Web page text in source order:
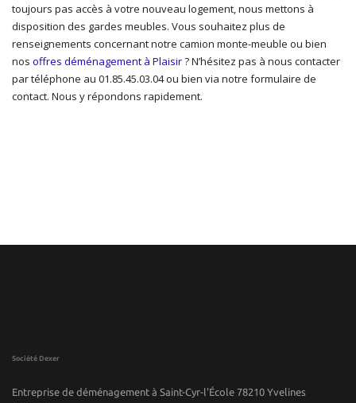
toujours pas accès à votre nouveau logement, nous mettons à
disposition des gardes meubles. Vous souhaitez plus de
renseignements concernant notre camion monte-meuble ou bien
nos offres déménagement à Plaisir? N’hésitez pas à nous contacter
par téléphone au 01.85.45.03.04 ou bien via notre formulaire de
contact. Nous y répondons rapidement.
Société Dexer
Entreprise de déménagement à Saint-Cyr-l'École 78210 Yvelines